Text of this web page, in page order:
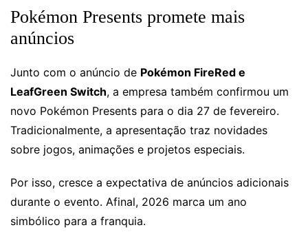
Pokémon Presents promete mais
anúncios
Junto com o anúncio de Pokémon FireRed e
LeafGreen Switch, a empresa também confirmou um
novo Pokémon Presents para o dia 27 de fevereiro.
Tradicionalmente, a apresentação traz novidades
sobre jogos, animações e projetos especiais.
Por isso, cresce a expectativa de anúncios adicionais
durante o evento. Afinal, 2026 marca um ano
simbólico para a franquia.